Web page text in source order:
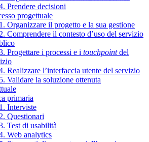
Prendere decisioni
progettuale
Organizzare il progetto e la sua gestione
Comprendere il contesto d’uso del servizio
Progettare i processi e i touchpointdel
Realizzare l’interfaccia utente del servizio
Validare la soluzione ottenuta
primaria
Interviste
Questionari
Test di usabilità
Web analytics